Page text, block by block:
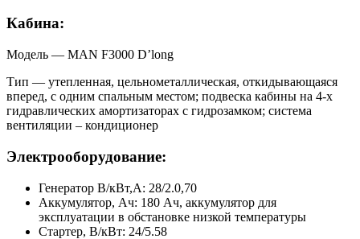
Кабина:
Модель — MAN F3000 D’long
Тип — утепленная, цельнометаллическая, откидывающаяся
вперед, с одним спальным местом; подвеска кабины на 4-х
гидравлических амортизаторах с гидрозамком; система
вентиляции – кондиционер
Электрооборудование:
Генератор В/кВт,А: 28/2.0,70
Аккумулятор, Ач: 180 Ач, аккумулятор для
эксплуатации в обстановке низкой температуры
Стартер, В/кВт: 24/5.58